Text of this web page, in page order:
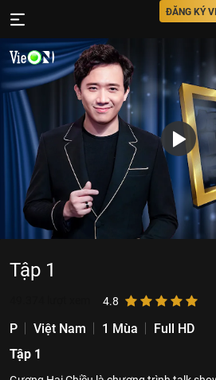
ĐĂNG KÝ
Tập 1
4.8
P Việt Nam 1 Mùa
Full HD
Tập 1